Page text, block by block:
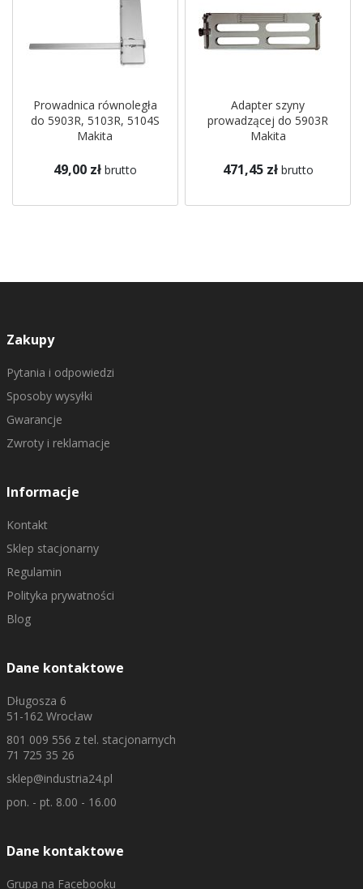
Prowadnica równoległa
do 5903R, 5103R, 5104S
Makita
49,00 zł brutto
Adapter szyny
prowadzącej do 5903R
Makita
471,45 zł brutto
Zakupy
Pytania i odpowiedzi
Sposoby wysyłki
Gwarancje
Zwroty i reklamacje
Informacje
Kontakt
Sklep stacjonarny
Regulamin
Polityka prywatności
Blog
Dane kontaktowe
Długosza 6
51-162 Wrocław
801 009 556 z tel. stacjonarnych
71 725 35 26
sklep@industria24.pl
pon. - pt. 8.00 - 16.00
Dane kontaktowe
Grupa na Facebooku